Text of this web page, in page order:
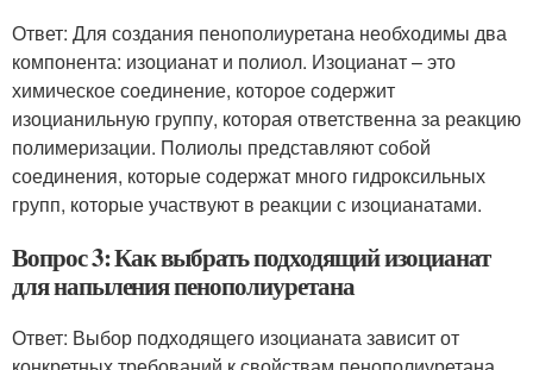
Ответ: Для создания пенополиуретана необходимы два
компонента: изоцианат и полиол. Изоцианат – это
химическое соединение, которое содержит
изоцианильную группу, которая ответственна за реакцию
полимеризации. Полиолы представляют собой
соединения, которые содержат много гидроксильных
групп, которые участвуют в реакции с изоцианатами.
Вопрос 3: Как выбрать подходящий изоцианат
для напыления пенополиуретана
Ответ: Выбор подходящего изоцианата зависит от